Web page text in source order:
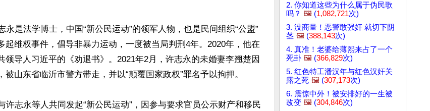
永是法学博士，中国“新公民运动”的领军人物，也是民间组织“公盟”
起维权事件，倡导非暴力运动，一度被当局判刑4年。2020年，他在
领导人习近平的《劝退书》。2021年2月，许志永的未婚妻李翘楚因
被山东省临沂市警方带走，并以“颠覆国家政权”罪名予以拘押。
许志永等人共同发起“新公民运动”，因参与要求官员公示财产和移民
2. 你知道这些为什么属于伪民歌
吗？ 🖼️ (1,082,721次)
3. 没商量！恶警敢强奸 就切下阴
茎 🖼️ (388,143次)
4. 真准！老婆给薄熙来占了一个
死卦 🖼️ (366,829次)
5. 红色特工潘汉年与红色汉奸关
露之死 🖼️ (307,173次)
6. 震惊中外！被安排好的一生被
改变 🖼️ (304,846次)